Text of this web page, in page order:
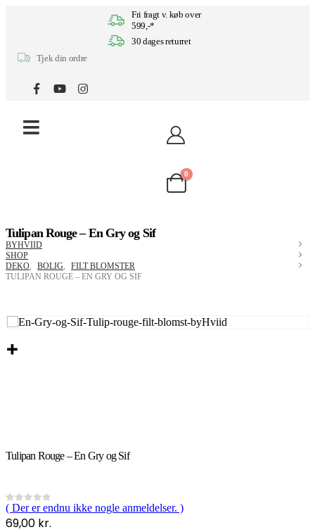
Fri fragt v. køb over
599,-*
30 dages returret
Tjek din ordre
0
Tulipan Rouge – En Gry og Sif
BYHVIID
SHOP
DEKO, BOLIG,
FILT BLOMSTER
TULIPAN ROUGE – EN GRY OG SIF
Tulipan Rouge – En Gry og Sif
0 out of 5
( Der er endnu ikke nogle anmeldelser. )
69,00 kr.